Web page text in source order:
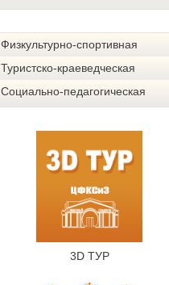
Физкультурно-спортивная
Туристско-краеведческая
Социально-педагогическая
3D ТУР